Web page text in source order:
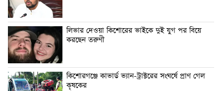
লিভার দেওয়া কিশোরের ভাইকে দুই যুগ পর বিয়ে
করছেন তরুণী
কিশোরগঞ্জে কাভার্ড ভ্যান-ট্রাক্টরের সংঘর্ষে প্রাণ গেল
কৃষকের